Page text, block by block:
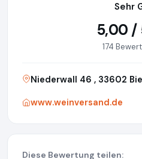
Sehr
5,00 /
174
Niederwall 46 , 33602
www.weinversand.de
Diese Bewertung teilen: